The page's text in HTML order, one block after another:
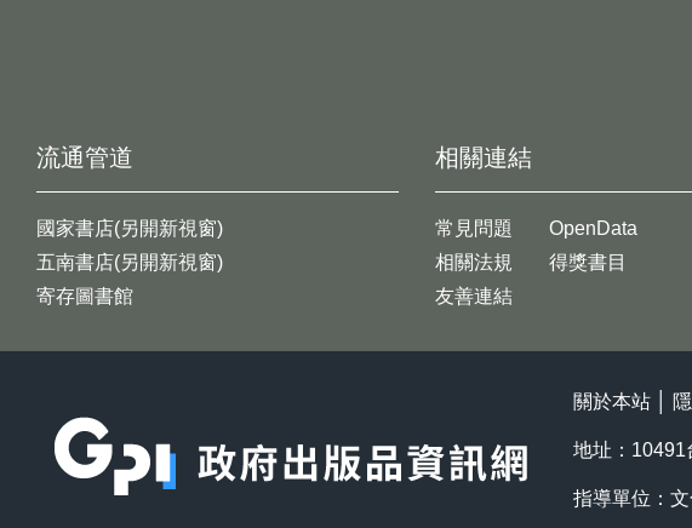
流通管道
國家書店(另開新視窗)
五南書店(另開新視窗)
寄存圖書館
相關連結
常見問題
相關法規
友善連結
OpenData
得獎書目
關於本站
地址：10491
指導單位：